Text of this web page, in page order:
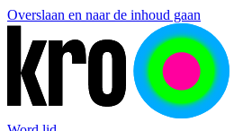
Overslaan en naar de inhoud gaan